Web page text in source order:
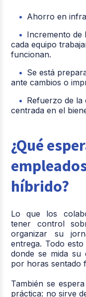
Ahorro en
Incremento de
cada equipo
funcionan.
Se está
ante cambios o
Refuerzo de
centrada en el
¿Qué
híbrido?
Lo que los
tener control
organizar su
entrega. Todo
donde se mida su
por horas sentado
También se
práctica: no sirve